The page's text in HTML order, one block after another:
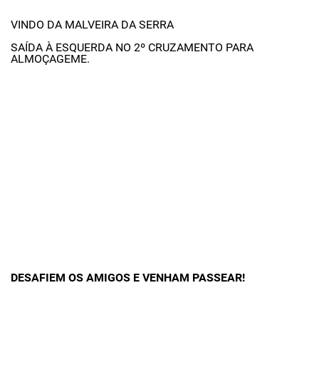
VINDO DA MALVEIRA DA SERRA
SAÍDA À ESQUERDA NO 2º CRUZAMENTO PARA
ALMOÇAGEME.
DESAFIEM OS AMIGOS E VENHAM PASSEAR!